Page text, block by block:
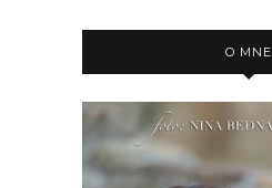
O MNE